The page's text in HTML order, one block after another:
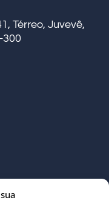
Térreo, Juvevê,
300